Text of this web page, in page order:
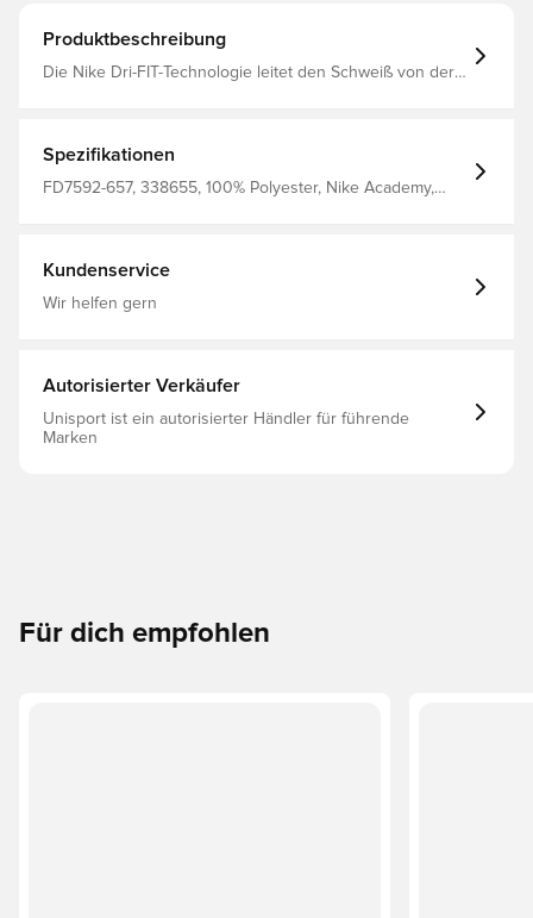
Produktbeschreibung
Die Nike Dri-FIT-Technologie leitet den Schweiß von der
Spezifikationen
FD7592-657, 338655, 100% Polyester, Nike Academy,
Kundenservice
Wir helfen gern
Autorisierter Verkäufer
Unisport ist ein autorisierter Händler für führende
Marken
Für dich empfohlen